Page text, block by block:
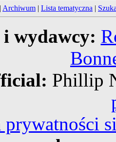
| Archiwum | Lista tematyczna |
wydawcy:
Phillip